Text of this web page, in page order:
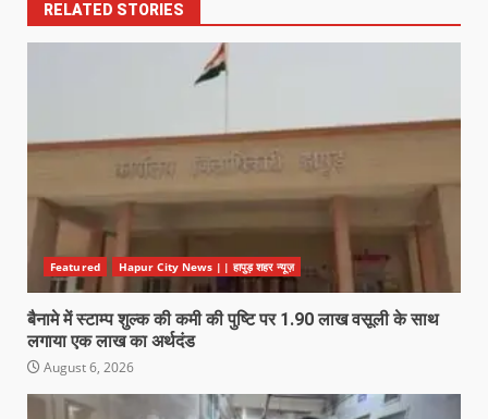
RELATED STORIES
Featured Hapur City News || हापुड़ शहर न्यूज़
बैनामे में स्टाम्प शुल्क की कमी की पुष्टि पर 1.90 लाख वसूली के साथ
लगाया एक लाख का अर्थदंड
August 6, 2026